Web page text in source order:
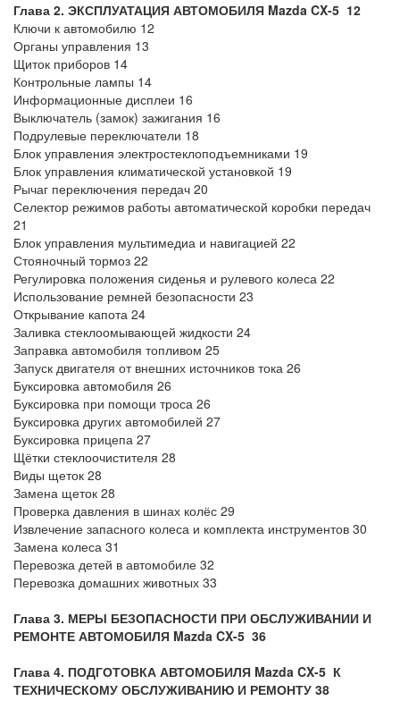
Глава 2. ЭКСПЛУАТАЦИЯ АВТОМОБИЛЯ Mazda CX-5 12
Ключи к автомобилю 12
Органы управления 13
Щиток приборов 14
Контрольные лампы 14
Информационные дисплеи 16
Выключатель (замок) зажигания 16
Подрулевые переключатели 18
Блок управления электростеклоподъемниками 19
Блок управления климатической установкой 19
Рычаг переключения передач 20
Селектор режимов работы автоматической коробки передач
21
Блок управления мультимедиа и навигацией 22
Стояночный тормоз 22
Регулировка положения сиденья и рулевого колеса 22
Использование ремней безопасности 23
Открывание капота 24
Заливка стеклоомывающей жидкости 24
Заправка автомобиля топливом 25
Запуск двигателя от внешних источников тока 26
Буксировка автомобиля 26
Буксировка при помощи троса 26
Буксировка других автомобилей 27
Буксировка прицепа 27
Щётки стеклоочистителя 28
Виды щеток 28
Замена щеток 28
Проверка давления в шинах колёс 29
Извлечение запасного колеса и комплекта инструментов 30
Замена колеса 31
Перевозка детей в автомобиле 32
Перевозка домашних животных 33
Глава 3. МЕРЫ БЕЗОПАСНОСТИ ПРИ ОБСЛУЖИВАНИИ И
РЕМОНТЕ АВТОМОБИЛЯ Mazda CX-5 36
Глава 4. ПОДГОТОВКА АВТОМОБИЛЯ Mazda CX-5 К
ТЕХНИЧЕСКОМУ ОБСЛУЖИВАНИЮ И РЕМОНТУ 38